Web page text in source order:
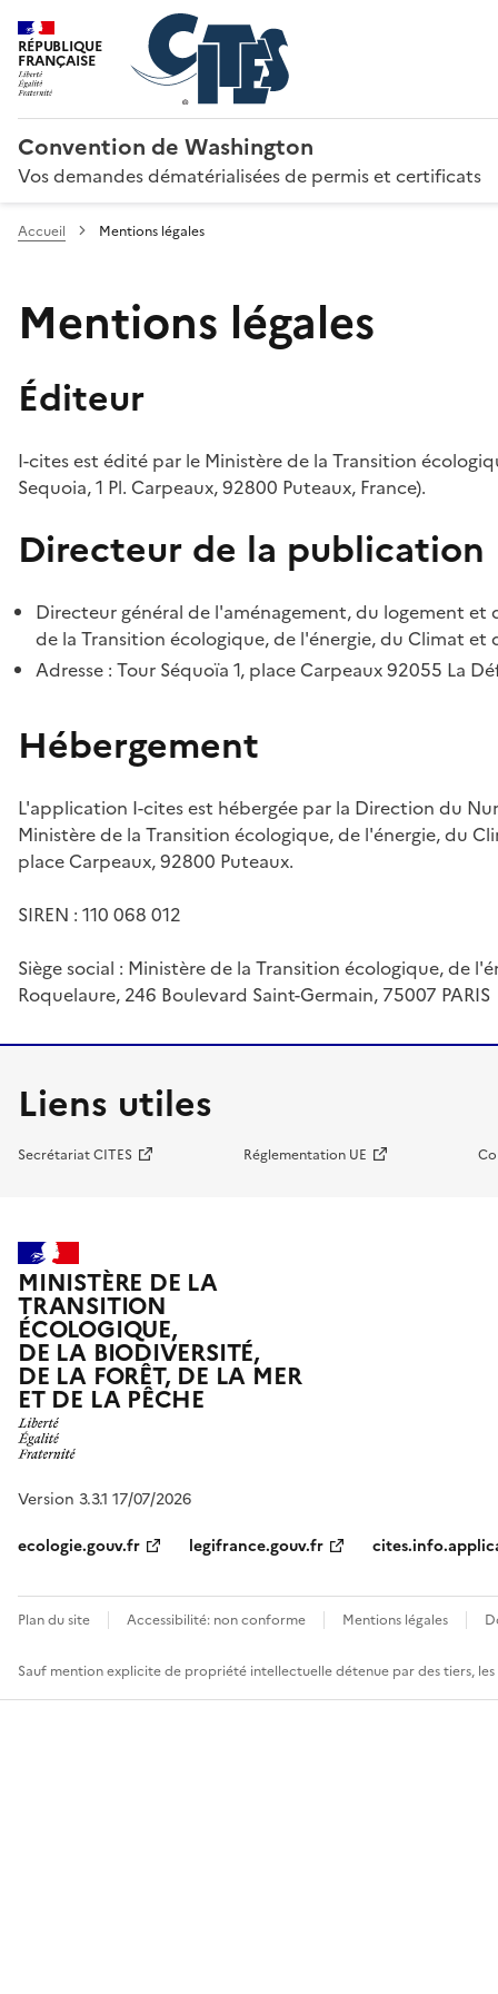
RÉPUBLIQUE
FRANÇAISE
Convention de Washington
Vos demandes dématérialisées de permis et certificats
Accueil Mentions légales
Mentions légales
Éditeur
I-cites est édité par le Ministère de la Transition
Sequoia, 1 Pl. Carpeaux, 92800 Puteaux, France).
Directeur de la publication
Directeur général de l'aménagement, du logement
de la Transition écologique, de l'énergie, du Climat et
Adresse : Tour Séquoïa 1, place Carpeaux 92055 La
Hébergement
L'application I-cites est hébergée par la Direction du
Ministère de la Transition écologique, de l'énergie, du
place Carpeaux, 92800 Puteaux.
SIREN : 110 068 012
Siège social : Ministère de la Transition écologique, de
Roquelaure, 246 Boulevard Saint-Germain, 75007 PARIS
Liens utiles
Secrétariat CITES Réglementation UE
MINISTÈRE DE LA
TRANSITION
ÉCOLOGIQUE,
DE LA BIODIVERSITÉ,
DE LA FORÊT, DE LA MER
ET DE LA PÊCHE
Version 3.3.1 17/07/2026
ecologie.gouv.fr
legifrance.gouv.fr
Plan du site Accessibilité: non conforme Mentions légales
Sauf mention explicite de propriété intellectuelle détenue par des tiers,